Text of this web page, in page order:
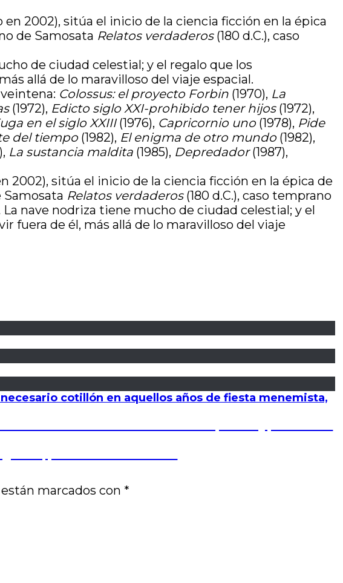
en 2002), sitúa el inicio de la ciencia ficción en la épica
de Samosata Relatos verdaderos(180 d.C.), caso
de ciudad celestial; y el regalo que los
allá de lo maravilloso del viaje espacial.
Colossus: el proyecto Forbin (1970), La
(1972), Edicto siglo XXI-prohibido tener hijos (1972),
en el siglo XXIII(1976), Capricornio uno (1978), Pide
del tiempo (1982), El enigma de otro mundo (1982),
La sustancia maldita (1985), Depredador(1987),
2002), sitúa el inicio de la ciencia ficción en la épica de
Samosata Relatos verdaderos(180 d.C.), caso temprano
La nave nodriza tiene mucho de ciudad celestial; y el
fuera de él, más allá de lo maravilloso del viaje
cotillón en aquellos años de fiesta menemista,
marcados con *